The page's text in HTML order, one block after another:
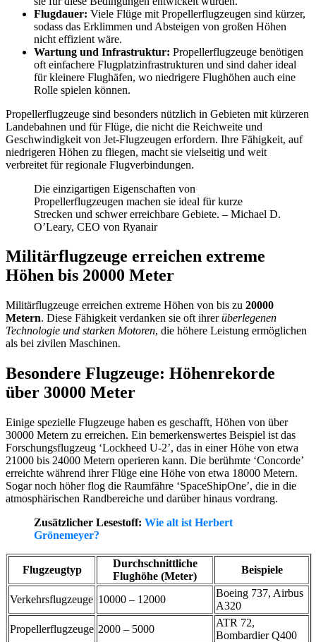
Flugdauer: Viele Flüge mit Propellerflugzeugen sind kürzer,
sodass das Erklimmen und Absteigen von großen Höhen
nicht effizient wäre.
Wartung und Infrastruktur: Propellerflugzeuge benötigen
oft einfachere Flugplatzinfrastrukturen und sind daher ideal
für kleinere Flughäfen, wo niedrigere Flughöhen auch eine
Rolle spielen können.
Propellerflugzeuge sind besonders nützlich in Gebieten mit kürzeren
Landebahnen und für Flüge, die nicht die Reichweite und
Geschwindigkeit von Jet-Flugzeugen erfordern. Ihre Fähigkeit, auf
niedrigeren Höhen zu fliegen, macht sie vielseitig und weit
verbreitet für regionale Flugverbindungen.
Die einzigartigen Eigenschaften von
Propellerflugzeugen machen sie ideal für kurze
Strecken und schwer erreichbare Gebiete. – Michael D.
O’Leary, CEO von Ryanair
Militärflugzeuge erreichen extreme
Höhen bis 20000 Meter
Militärflugzeuge erreichen extreme Höhen von bis zu 20000
Metern. Diese Fähigkeit verdanken sie oft ihrerüberlegenen
Technologie und starken Motoren, die höhere Leistung ermöglichen
als bei zivilen Maschinen.
Besondere Flugzeuge: Höhenrekorde
über 30000 Meter
Einige spezielle Flugzeuge haben es geschafft, Höhen von über
30000 Metern zu erreichen. Ein bemerkenswertes Beispiel ist das
Forschungsflugzeug ‘Lockheed U-2’, das in einer Höhe von etwa
21000 bis 24000 Metern operieren kann. Die berühmte ‘Concorde’
erreichte während ihrer Flüge eine Höhe von etwa 18000 Metern.
Sogar noch höher flog die Raumfähre ‘SpaceShipOne’, die in die
atmosphärischen Randbereiche und darüber hinaus vordrang.
Zusätzlicher Lesestoff: Wie alt ist Herbert
Grönemeyer?
Flugzeugtyp
Durchschnittliche
Flughöhe (Meter)
Beispiele
Verkehrsflugzeuge 10000 – 12000
Boeing 737, Airbus
A320
Propellerflugzeuge 2000 – 5000
ATR 72,
Bombardier Q400